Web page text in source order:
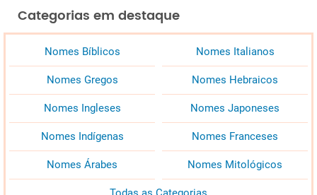
Categorias em destaque
Nomes Bíblicos Nomes Italianos
Nomes Gregos Nomes Hebraicos
Nomes Ingleses Nomes Japoneses
Nomes Indígenas Nomes Franceses
Nomes Árabes Nomes Mitológicos